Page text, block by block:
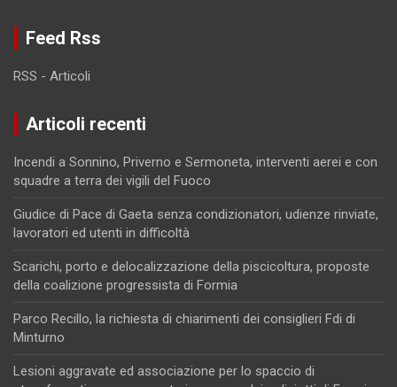
Feed Rss
RSS - Articoli
Articoli recenti
Incendi a Sonnino, Priverno e Sermoneta, interventi aerei e con
squadre a terra dei vigili del Fuoco
Giudice di Pace di Gaeta senza condizionatori, udienze rinviate,
lavoratori ed utenti in difficoltà
Scarichi, porto e delocalizzazione della piscicoltura, proposte
della coalizione progressista di Formia
Parco Recillo, la richiesta di chiarimenti dei consiglieri Fdi di
Minturno
Lesioni aggravate ed associazione per lo spaccio di